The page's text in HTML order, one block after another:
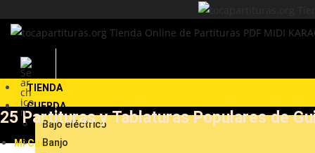
contenido
Mi Cuenta
TIENDA
CUERDA
Bajo eléctrico
Banjo
25 Partituras y Tablaturas Populares de